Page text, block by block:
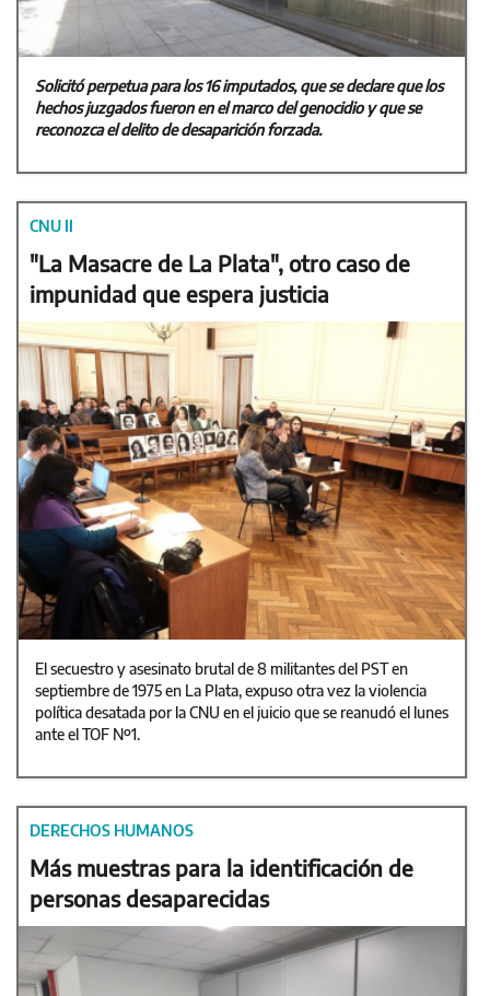
Solicitó perpetua para los 16 imputados, que se declare que los
hechos juzgados fueron en el marco del genocidio y que se
reconozca el delito de desaparición forzada.
CNU II
"La Masacre de La Plata", otro caso de
impunidad que espera justicia
El secuestro y asesinato brutal de 8 militantes del PST en
septiembre de 1975 en La Plata, expuso otra vez la violencia
política desatada por la CNU en el juicio que se reanudó el lunes
ante el TOF Nº1.
DERECHOS HUMANOS
Más muestras para la identificación de
personas desaparecidas